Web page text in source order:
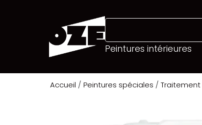
Peintures intérieures
Accueil / Peintures spéciales / Traitement